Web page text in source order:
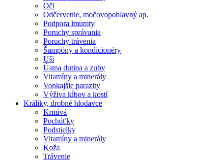
Oči
Odčervenie, močovopohlavný ap.
Podpora imunity
Poruchy správania
Poruchy trávenia
Šampóny a kondicionéry
Uši
Ústna dutina a zuby
Vitamíny a minerály
Vonkajšie parazity
Výživa kĺbov a kostí
Králiky, drobné hlodavce
Krmivá
Pochúťky
Podstielky
Vitamíny a minerály
Koža
Trávenie